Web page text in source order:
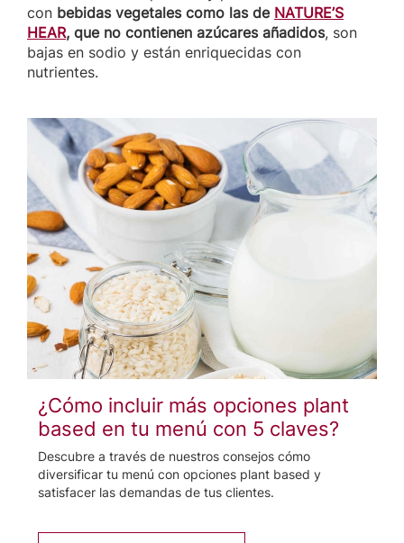
con bebidas vegetales como las de NATURE’S
HEAR, que no contienen azúcares añadidos, son
bajas en sodio y están enriquecidas con
nutrientes.
¿Cómo incluir más opciones plant
based en tu menú con 5 claves?
Descubre a través de nuestros consejos cómo
diversificar tu menú con opciones plant based y
satisfacer las demandas de tus clientes.